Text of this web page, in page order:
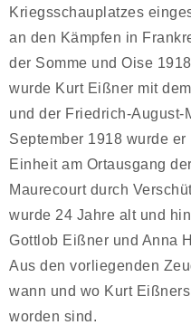
Kriegsschauplatzes
an den Kämpfen in
der Somme und Oise
wurde Kurt Eißner mit
und der Friedrich-August-
September 1918 wurde
Einheit am Ortausgang
Maurecourt durch
wurde 24 Jahre alt und
Gottlob Eißner und Anna
Aus den vorliegenden
wann und wo Kurt
worden sind.